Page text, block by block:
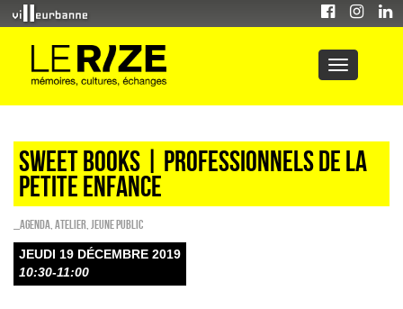
Sweet Books | professionnels de la
petite enfance
_Agenda Atelier Jeune public
JEUDI 19 DÉCEMBRE 2019
10:30-11:00